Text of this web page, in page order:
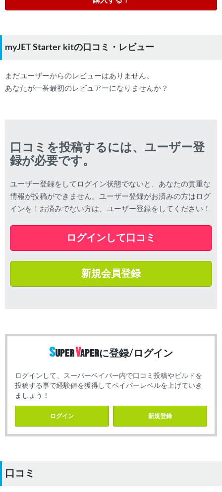
myJET Starter kitの口コミ・レビュー
まだユーザーからのレビューはありません。
あなたが一番最初のレビュアーになりませんか？
口コミを投稿するには、ユーザー登
録が必要です。
ユーザー登録をしてログイン状態でないと、あなたの貴重な
情報が投稿ができません。ユーザー登録がお済みの方はログ
インを！お済みでない方は、ユーザー登録をしてください！
ログインして口コミ
新規会員登録
に登録/ログイン
ログインして、スーパーベイパー内で口コミ投稿やビルドを
投稿する事で経験値を獲得してベイパーレベルを上げていき
ましょう！
ログイン 新規登録
口コミ